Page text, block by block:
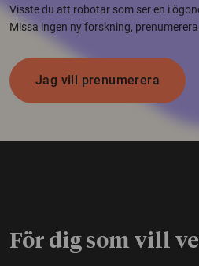
Visste du att robotar som ser en i
Missa ingen ny forskning,
Jag vill prenumerera
För dig som vill